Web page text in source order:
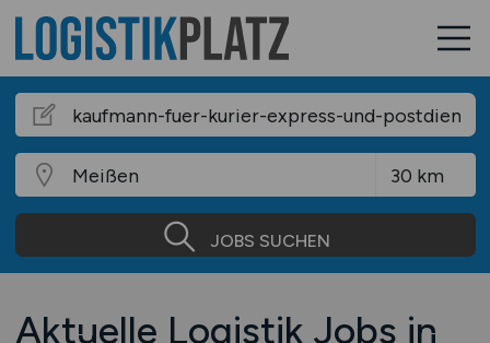
JOBS SUCHEN
Aktuelle Logistik Jobs in